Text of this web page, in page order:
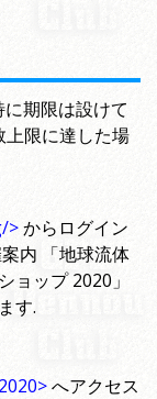
期限は設けて
上限に達した場
>からログイン
内 「地球流体
ョップ 2020」
す.
へアクセス